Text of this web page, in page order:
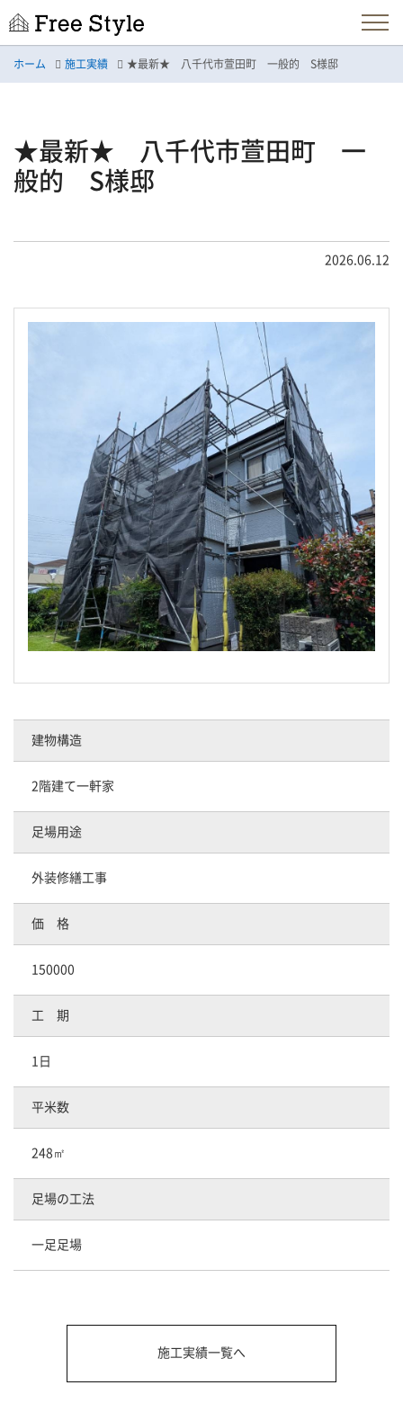
ホーム 施工実績 ★最新★ 八千代市萱田町 一般的 S様邸
★最新★ 八千代市萱田町 一
般的 S様邸
2026.06.12
建物構造
2階建て一軒家
足場用途
外装修繕工事
価 格
150000
工 期
1日
平米数
248㎡
足場の工法
一足足場
施工実績一覧へ